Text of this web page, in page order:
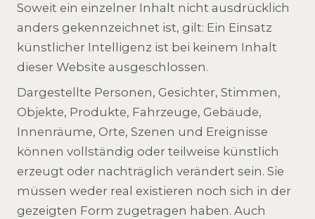
Soweit ein einzelner Inhalt nicht ausdrücklich
anders gekennzeichnet ist, gilt: Ein Einsatz
künstlicher Intelligenz ist bei keinem Inhalt
dieser Website ausgeschlossen.
Dargestellte Personen, Gesichter, Stimmen,
Objekte, Produkte, Fahrzeuge, Gebäude,
Innenräume, Orte, Szenen und Ereignisse
können vollständig oder teilweise künstlich
erzeugt oder nachträglich verändert sein. Sie
müssen weder real existieren noch sich in der
gezeigten Form zugetragen haben. Auch